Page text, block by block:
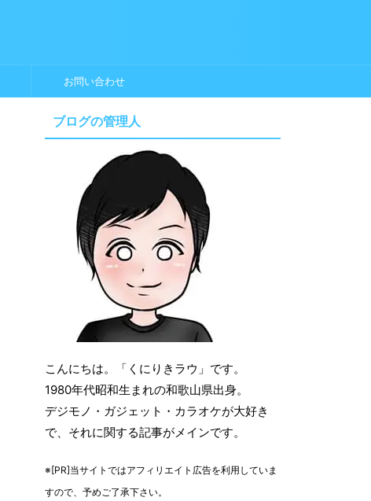
お問い合わせ
ブログの管理人
こんにちは。「くにりきラウ」です。
1980年代昭和生まれの和歌山県出身。
デジモノ・ガジェット・カラオケが大好き
で、それに関する記事がメインです。
※[PR]当サイトではアフィリエイト広告を利用していま
すので、予めご了承下さい。